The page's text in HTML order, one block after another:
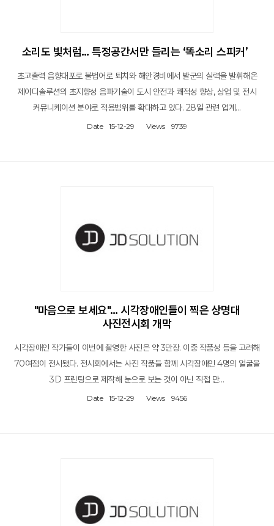
소리도 빛처럼… 특정공간서만 들리는 ‘똑소리 스피커’
초고출력 음향대포로 불법어로 퇴치와 해안경비에서 발군의 실력을 발휘해온
제이디솔루션의 초지향성 음파기술이 도시 안전과 쾌적성 향상, 상업 및 전시
커뮤니케이션 분야로 적용범위를 확대하고 있다. 28일 관련 업계…
Date 15-12-29 Views 9739
"마음으로 보세요"… 시각장애인들이 찍은 상명대
사진전시회 개막
시각장애인 작가들이 이번에 촬영한 사진은 약 3만장. 이중 작품성 등을 고려해
70여점이 전시됐다. 전시회에서는 사진 작품들 함께 시각장애인 4명의 얼굴을
3D 프린팅으로 제작해 눈으로 보는 것이 아닌 직접 만…
Date 15-12-29 Views 9456